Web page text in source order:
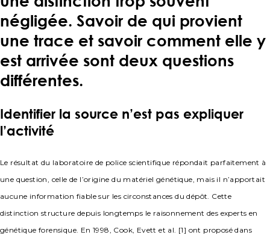
négligée. Savoir de qui provient
une trace et savoir comment elle y
est arrivée sont deux questions
différentes.
Identifier la source n’est pas expliquer
l’activité
Le résultat du laboratoire de police scientifique répondait parfaitement à
une question, celle de l’origine du matériel génétique, mais il n’apportait
aucune information fiable sur les circonstances du dépôt. Cette
distinction structure depuis longtemps le raisonnement des experts en
génétique forensique. En 1998, Cook, Evett et al. [1] ont proposé dans